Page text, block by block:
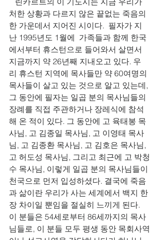
처한 상황과 다르지 않은 끝없는 죽음의
한 가운데서 지어진 시이다.  필자가 지
난 1995년도 1월에  가족들과 함께 한국
에서부터 휴스턴으로 들어와서 살면서
지금까지 약 26년째 지내오고 있다. 우
리 휴스턴 지역에 목사들만 약 60여명의
목사들이 살고 있는 것으로 알고 있는데,
그 동안에 필자는 일곱 분의 목사님들의
장례를 직접 주관하거나 장레식에 참석
해 온 적이 있다. 그 동안에 고 육태봉 목
사님, 고 김종일 목사님, 고 이영태 목사
님, 고 김종환 목사님, 고 김호은 목사님,
고 허도성 목사님, 그리고 최근에 고 박청
수 목사님, 이렇게 일곱 분의 목사님들이
천국으로 먼저 입성하셨다. 결국에 죽음
과 삶이란 우리가 사는 세계에서 백지 한
장 차이일 뿐임을 절실히 느끼게 된다.
이 분들은 54세로부터 86세까지의 목사
님들로, 이 분들 모두 평생 동안 목회사역